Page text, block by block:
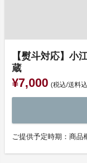
【熨斗対応】小
蔵
¥7,000 (税込/送料
ご提供予定時期：商品